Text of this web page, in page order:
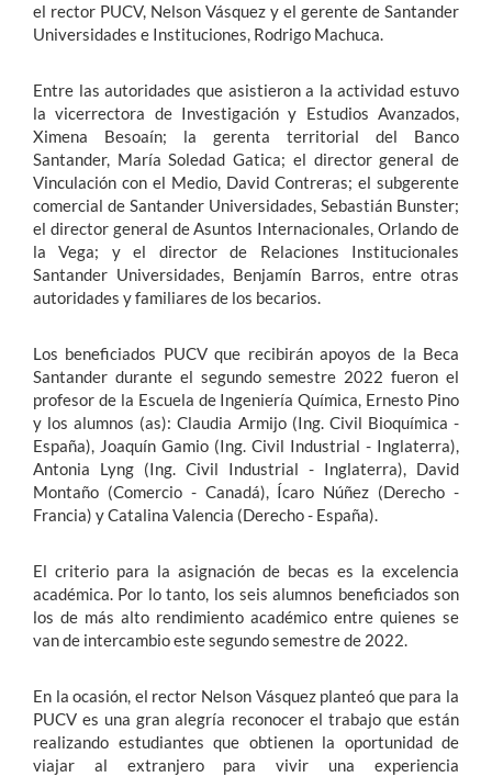
el rector PUCV, Nelson Vásquez y el gerente de Santander
Universidades e Instituciones, Rodrigo Machuca.
Entre las autoridades que asistieron a la actividad estuvo
la vicerrectora de Investigación y Estudios Avanzados,
Ximena Besoaín; la gerenta territorial del Banco
Santander, María Soledad Gatica; el director general de
Vinculación con el Medio, David Contreras; el subgerente
comercial de Santander Universidades, Sebastián Bunster;
el director general de Asuntos Internacionales, Orlando de
la Vega; y el director de Relaciones Institucionales
Santander Universidades, Benjamín Barros, entre otras
autoridades y familiares de los becarios.
Los beneficiados PUCV que recibirán apoyos de la Beca
Santander durante el segundo semestre 2022 fueron el
profesor de la Escuela de Ingeniería Química, Ernesto Pino
y los alumnos (as): Claudia Armijo (Ing. Civil Bioquímica -
España), Joaquín Gamio (Ing. Civil Industrial - Inglaterra),
Antonia Lyng (Ing. Civil Industrial - Inglaterra), David
Montaño (Comercio - Canadá), Ícaro Núñez (Derecho -
Francia) y Catalina Valencia (Derecho - España).
El criterio para la asignación de becas es la excelencia
académica. Por lo tanto, los seis alumnos beneficiados son
los de más alto rendimiento académico entre quienes se
van de intercambio este segundo semestre de 2022.
En la ocasión, el rector Nelson Vásquez planteó que para la
PUCV es una gran alegría reconocer el trabajo que están
realizando estudiantes que obtienen la oportunidad de
viajar al extranjero para vivir una experiencia